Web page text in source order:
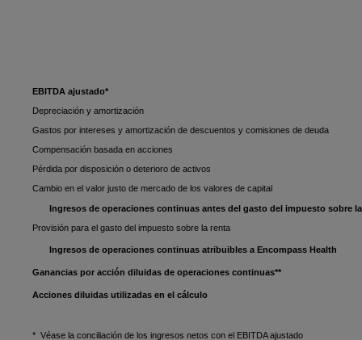
EBITDA ajustado*
Depreciación y amortización
Gastos por intereses y amortización de descuentos y comisiones de deuda
Compensación basada en acciones
Pérdida por disposición o deterioro de activos
Cambio en el valor justo de mercado de los valores de capital
Ingresos de operaciones continuas antes del gasto del impuesto sobre
Provisión para el gasto del impuesto sobre la renta
Ingresos de operaciones continuas atribuibles a Encompass Health
Ganancias por acción diluidas de operaciones continuas**
Acciones diluidas utilizadas en el cálculo
* Véase la conciliación de los ingresos netos con el EBITDA ajustado